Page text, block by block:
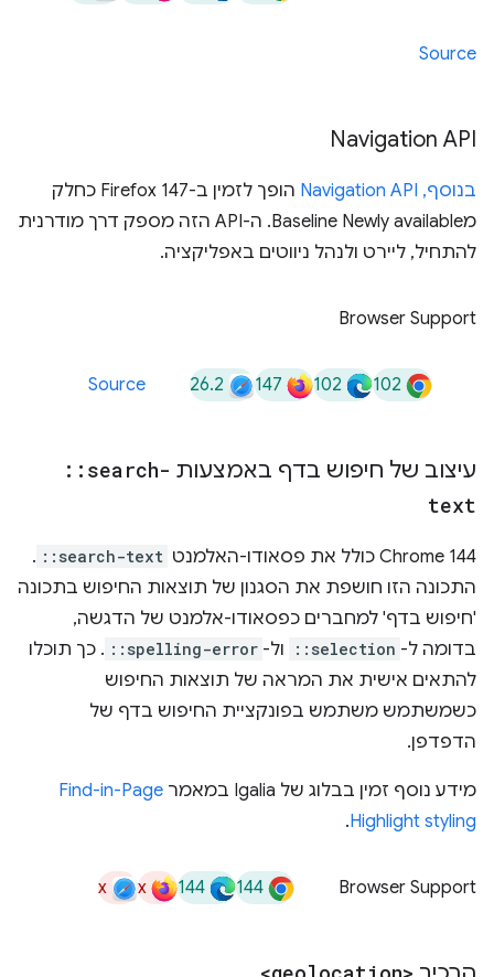
Source
‫Navigation API
בנוסף, Navigation API
הופך לזמין ב-Firefox 147 כחלק
מBaseline Newly available. ה-API הזה מספק דרך מודרנית
להתחיל, ליירט ולנהל ניווטים באפליקציה.
Browser Support
102
102
147
26.2
Source
עיצוב של חיפוש בדף באמצעות :: search-
text
‫Chrome 144 כולל את פסאודו-האלמנט ::search-text
.
התכונה הזו חושפת את הסגנון של תוצאות החיפוש בתכונה
'חיפוש בדף' למחברים כפסאודו-אלמנט של הדגשה,
בדומה ל- ::selection ול- ::spelling-error . כך תוכלו
להתאים אישית את המראה של תוצאות החיפוש
כשמשתמש משתמש בפונקציית החיפוש בדף של
הדפדפן.
מידע נוסף זמין בבלוג של Igalia במאמר
Find-in-Page
Highlight styling
.
Browser Support
144
144
x
x